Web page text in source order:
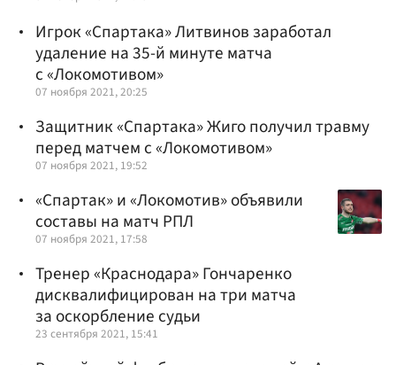
Игрок «Спартака» Литвинов заработал
удаление на 35-й минуте матча
с «Локомотивом»
07 ноября 2021, 20:25
Защитник «Спартака» Жиго получил травму
перед матчем с «Локомотивом»
07 ноября 2021, 19:52
«Спартак» и «Локомотив» объявили
составы на матч РПЛ
07 ноября 2021, 17:58
Тренер «Краснодара» Гончаренко
дисквалифицирован на три матча
за оскорбление судьи
23 сентября 2021, 15:41